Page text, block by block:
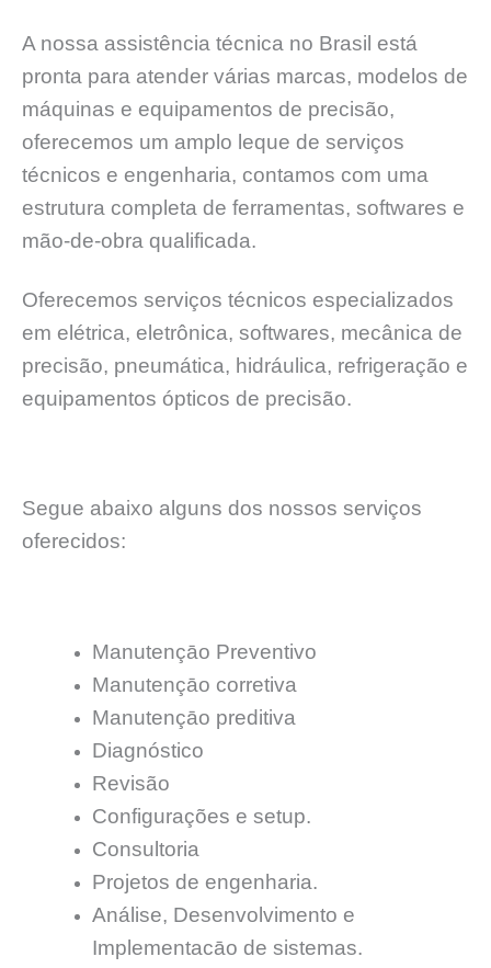
A nossa assistência técnica no Brasil está
pronta para atender várias marcas, modelos de
máquinas e equipamentos de precisão,
oferecemos um amplo leque de serviços
técnicos e engenharia, contamos com uma
estrutura completa de ferramentas, softwares e
mão-de-obra qualificada.
Oferecemos serviços técnicos especializados
em elétrica, eletrônica, softwares, mecânica de
precisão, pneumática, hidráulica, refrigeração e
equipamentos ópticos de precisão.
Segue abaixo alguns dos nossos serviços
oferecidos:
Manutençāo Preventivo
Manutençāo corretiva
Manutençāo preditiva
Diagnóstico
Revisão
Configurações e setup.
Consultoria
Projetos de engenharia.
Análise, Desenvolvimento e
Implementacāo de sistemas.